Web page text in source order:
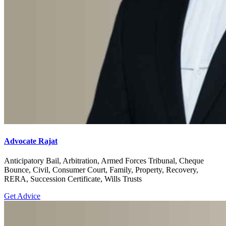
Advocate Rajat
Anticipatory Bail, Arbitration, Armed Forces Tribunal, Cheque
Bounce, Civil, Consumer Court, Family, Property, Recovery,
RERA, Succession Certificate, Wills Trusts
Get Advice